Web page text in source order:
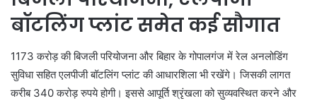
बॉटलिंग प्लांट समेत कई सौगात
1173 करोड़ की बिजली परियोजना और बिहार के गोपालगंज में रेल अनलोडिंग
सुविधा सहित एलपीजी बॉटलिंग प्लांट की आधारशिला भी रखेंगे। जिसकी लागत
करीब 340 करोड़ रुपये होगी। इससे आपूर्ति श्रृंखला को सुव्यवस्थित करने और